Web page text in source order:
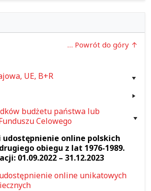
… Powrót do góry
UE, B+R
budżetu państwa lub
Celowego
online polskich
obiegu z lat 1976-1989.
01.09.2022 – 31.12.2023
online unikatowych